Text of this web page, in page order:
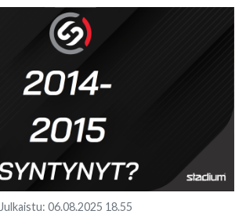
Julkaistu: 06.08.2025 18.55